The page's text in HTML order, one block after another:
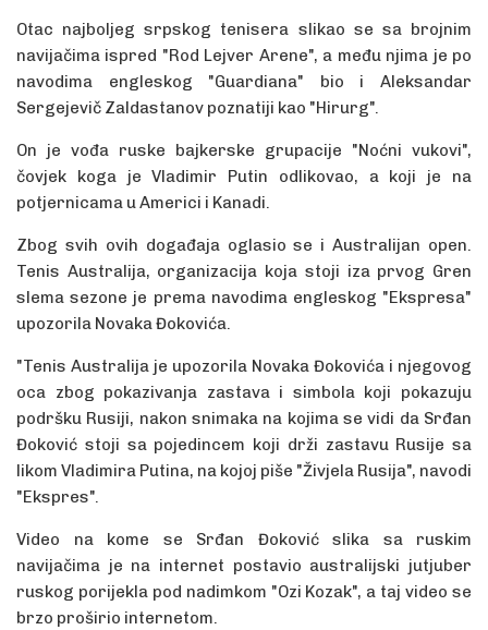
Otac najboljeg srpskog tenisera slikao se sa brojnim
navijačima ispred "Rod Lejver Arene", a među njima je po
navodima engleskog "Guardiana" bio i Aleksandar
Sergejevič Zaldastanov poznatiji kao "Hirurg".
On je vođa ruske bajkerske grupacije "Noćni vukovi",
čovjek koga je Vladimir Putin odlikovao, a koji je na
potjernicama u Americi i Kanadi.
Zbog svih ovih događaja oglasio se i Australijan open.
Tenis Australija, organizacija koja stoji iza prvog Gren
slema sezone je prema navodima engleskog "Ekspresa"
upozorila Novaka Đokovića.
"Tenis Australija je upozorila Novaka Đokovića i njegovog
oca zbog pokazivanja zastava i simbola koji pokazuju
podršku Rusiji, nakon snimaka na kojima se vidi da Srđan
Đoković stoji sa pojedincem koji drži zastavu Rusije sa
likom Vladimira Putina, na kojoj piše "Živjela Rusija", navodi
"Ekspres".
Video na kome se Srđan Đoković slika sa ruskim
navijačima je na internet postavio australijski jutjuber
ruskog porijekla pod nadimkom "Ozi Kozak", a taj video se
brzo proširio internetom.